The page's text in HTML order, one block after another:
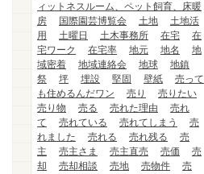
ィットネスルーム、ペット飼育、床暖
房
国際園芸博覧会 土地
土地活
用
土曜日 土木事務所 在宅
在
宅ワーク
在宅率 地元 地名
地
域密着
地域連絡会 地球
地鎮
祭
坪 埋設 堅固 壁紙
売って
も住めるんだワン
売り
売りたい
売り物
売る 売れた理由
売れ
て
売れている 売れてしまう
売
れました
売れる 売れ残る
売
主
売主さま 売主直売 売価
売
却
売却相談 売地 売物件
売